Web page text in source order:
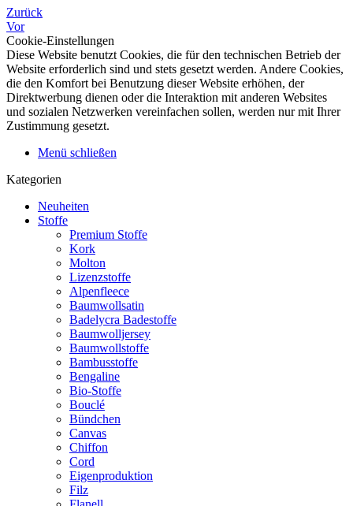
Zurück
Vor
Cookie-Einstellungen
Diese Website benutzt Cookies, die für den technischen Betrieb der
Website erforderlich sind und stets gesetzt werden. Andere Cookies,
die den Komfort bei Benutzung dieser Website erhöhen, der
Direktwerbung dienen oder die Interaktion mit anderen Websites
und sozialen Netzwerken vereinfachen sollen, werden nur mit Ihrer
Zustimmung gesetzt.
Menü schließen
Kategorien
Neuheiten
Stoffe
Premium Stoffe
Kork
Molton
Lizenzstoffe
Alpenfleece
Baumwollsatin
Badelycra Badestoffe
Baumwolljersey
Baumwollstoffe
Bambusstoffe
Bengaline
Bio-Stoffe
Bouclé
Bündchen
Canvas
Chiffon
Cord
Eigenproduktion
Filz